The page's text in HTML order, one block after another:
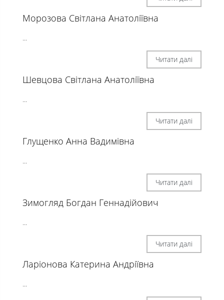
Морозова Світлана Анатоліївна
...
Читати далі
Шевцова Світлана Анатоліївна
...
Читати далі
Глущенко Анна Вадимівна
...
Читати далі
Зимогляд Богдан Геннадійович
...
Читати далі
Ларіонова Катерина Андріївна
...